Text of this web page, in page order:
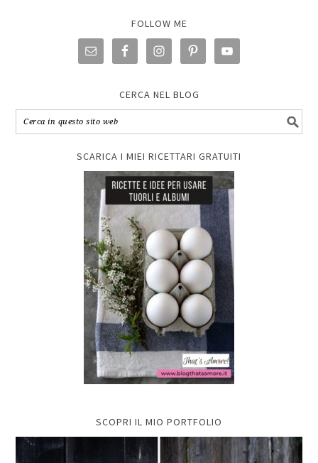
FOLLOW ME
CERCA NEL BLOG
SCARICA I MIEI RICETTARI GRATUITI
SCOPRI IL MIO PORTFOLIO